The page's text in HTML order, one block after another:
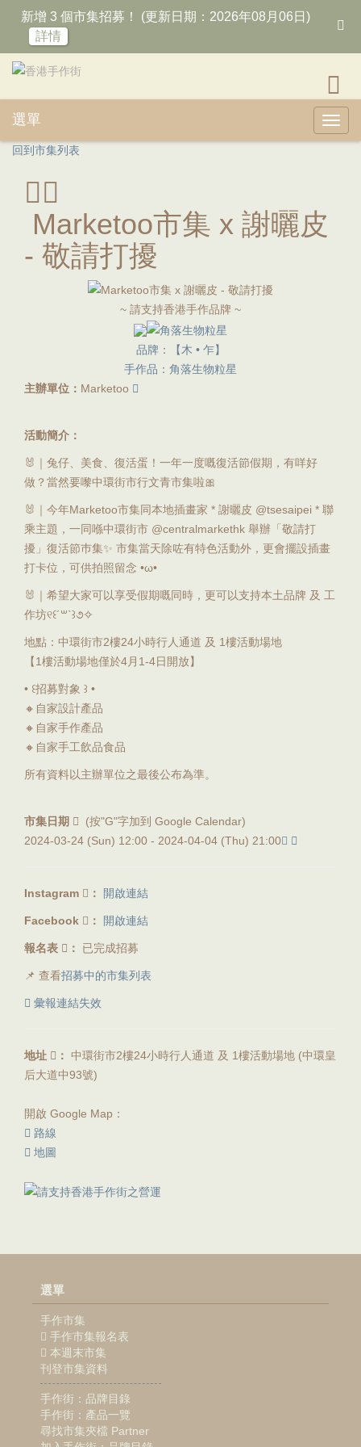
新增 3 個市集招募！ (更新日期：2026年08月06日)
詳情
選單
回到市集列表
Marketoo市集 x 謝曬皮
- 敬請打擾
~ 請支持香港手作品牌 ~
品牌：【木 • 乍】
手作品：角落生物粒星
主辦單位： Marketoo
活動簡介：
🐰｜兔仔、美食、復活蛋！一年一度嘅復活節假期，有咩好
做？當然要嚟中環街市行文青市集啦🎀
🐰｜今年Marketoo市集同本地插畫家 * 謝曬皮 @tsesaipei * 聯
乘主題，一同喺中環街市 @centralmarkethk 舉辦「敬請打
擾」復活節巿集✨ 市集當天除咗有特色活動外，更會擺設插畫
打卡位，可供拍照留念 •ω•
🐰｜希望大家可以享受假期嘅同時，更可以支持本土品牌 及 工
作坊୧꒰´꒳`꒱૭✧︎
地點：中環街市2樓24小時行人通道 及 1樓活動場地
【1樓活動場地僅於4月1-4日開放】
• ꒰招募對象 ꒱ •
🔸自家設計產品
🔸自家手作產品
🔸自家手工飲品食品
所有資料以主辦單位之最後公布為準。
市集日期
(按"G"字加到 Google Calendar)
2024-03-24 (Sun) 12:00 - 2024-04-04 (Thu) 21:00
Instagram ： 開啟連結
Facebook ： 開啟連結
報名表 ： 已完成招募
📌 查看招募中的市集列表
彙報連結失效
地址 ： 中環街市2樓24小時行人通道 及 1樓活動場地 (中環皇
后大道中93號)
開啟 Google Map：
路線
地圖
選單
手作市集
手作市集報名表
本週末市集
刊登市集資料
手作街：品牌目錄
手作街：產品一覽
尋找市集夾檔 Partner